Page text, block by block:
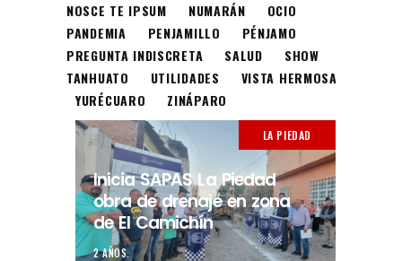
NOSCE TE IPSUM
NUMARÁN
OCIO
PANDEMIA
PENJAMILLO
PÉNJAMO
PREGUNTA INDISCRETA
SALUD
SHOW
TANHUATO
UTILIDADES
VISTA HERMOSA
YURÉCUARO
ZINÁPARO
LA PIEDAD
Inicia SAPAS La Piedad
obra de drenaje en zona
de El Camichín
2 AÑOS.